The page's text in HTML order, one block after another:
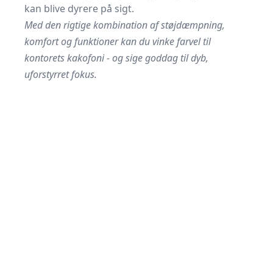
kan blive dyrere på sigt.
Med den rigtige kombination af støjdæmpning,
komfort og funktioner kan du vinke farvel til
kontorets kakofoni - og sige goddag til dyb,
uforstyrret fokus.